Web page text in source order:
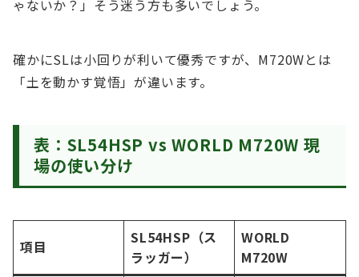
ゃないか？」そう迷う方も多いでしょう。
確かにSLは小回りが利いて優秀ですが、M720Wとは
「土を動かす覚悟」が違います。
表：SL54HSP vs WORLD M720W 現
場の使い分け
項目
SL54HSP（ス
ラッガー）
WORLD
M720W